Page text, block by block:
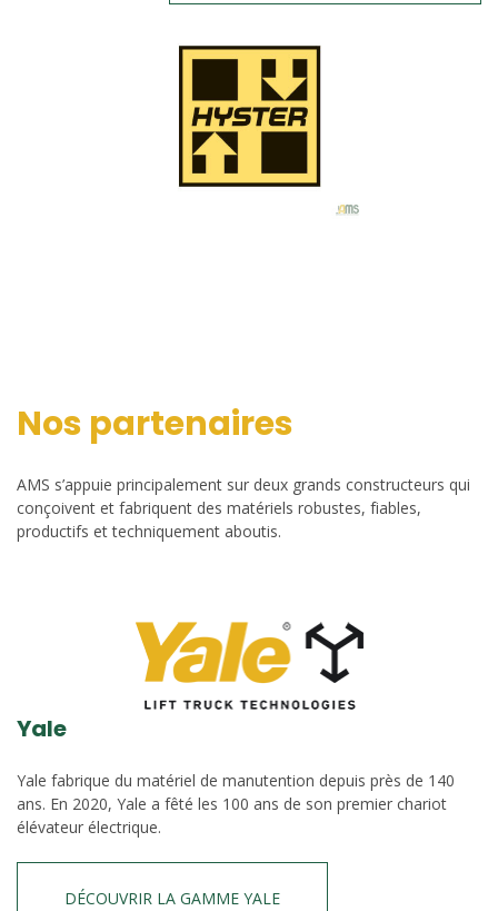
Nos partenaires
AMS s’appuie principalement sur deux grands constructeurs qui
conçoivent et fabriquent des matériels robustes, fiables,
productifs et techniquement aboutis.
Yale
Yale fabrique du matériel de manutention depuis près de 140
ans. En 2020, Yale a fêté les 100 ans de son premier chariot
élévateur électrique.
DÉCOUVRIR LA GAMME YALE